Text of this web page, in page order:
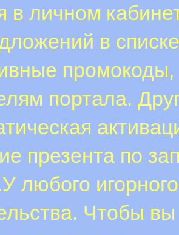
в личном
в
портала.
презента по
любого
Чтобы